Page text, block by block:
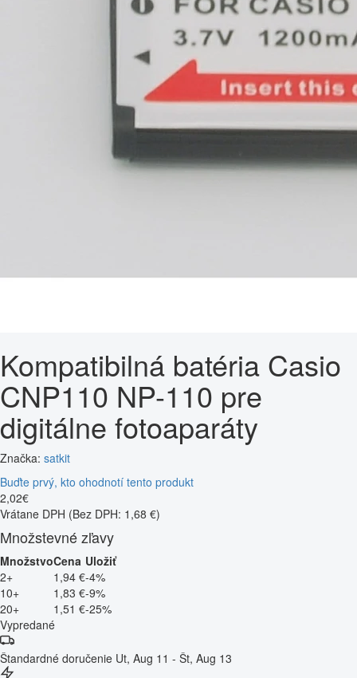
Kompatibilná batéria Casio
CNP110 NP-110 pre
digitálne fotoaparáty
Značka: satkit
Buďte prvý, kto ohodnotí tento produkt
2,02€
Vrátane DPH (Bez DPH: 1,68 €)
Množstevné zľavy
MnožstvoCena Uložiť
2+
1,94 €-4%
10+
1,83 €-9%
20+
1,51 €-25%
Vypredané
Štandardné doručenie Ut, Aug 11 - Št, Aug 13